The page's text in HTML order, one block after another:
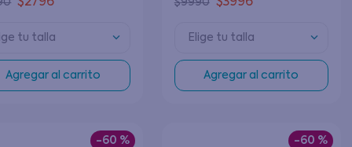
tu talla
Agregar al carrito
$9990
Elige tu talla
Agregar al carrito
-60 % -60 %